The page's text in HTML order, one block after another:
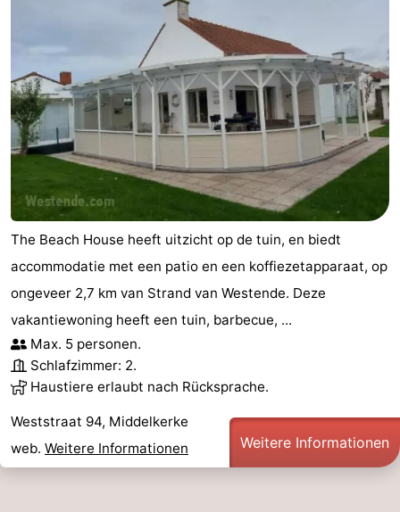
Wenduine
De
Haan
-
Bredene
-
Ostende
Middelkerke
-
Westende
-
Oostduinkerke
-
Koksijde
-
De
Panne
-
Natur
Westhoek
Wetter
Kontakt
The Beach House heeft uitzicht op de tuin, en biedt
accommodatie met een patio en een koffiezetapparaat, op
ongeveer 2,7 km van Strand van Westende. Deze
vakantiewoning heeft een tuin, barbecue, ...
Max. 5 personen.
Schlafzimmer: 2.
Haustiere erlaubt nach Rücksprache.
Weststraat 94, Middelkerke
web. Weitere Informationen Weitere Informationen